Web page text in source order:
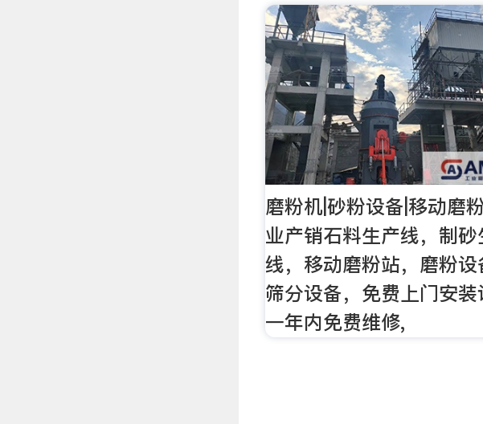
磨粉机|砂粉设备|移动磨
业产销石料生产线，制砂
线，移动磨粉站，磨粉设
筛分设备，免费上门安装
一年内免费维修,